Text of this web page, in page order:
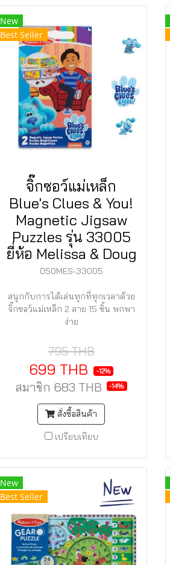
New
Best Seller
จิ๊กซอว์แม่เหล็ก
Blue's Clues & You!
Magnetic Jigsaw
Puzzles รุ่น 33005
ยี่ห้อ Melissa & Doug
050MES-33005
สนุกกับการได้เล่นทุกที่ทุกเวลาด้วย
จิ๊กซอว์แม่เหล็ก 2 ลาย 15 ชิ้น พกพา
ง่าย
795 THB
699 THB -12%
สมาชิก 683 THB -14%
สั่งซื้อสินค้า
เปรียบเทียบ
New
Best Seller